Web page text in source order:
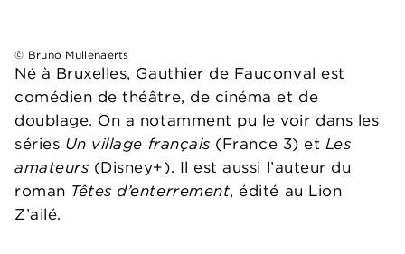
Né à Bruxelles, Gauthier de Fauconval est
comédien de théâtre, de cinéma et de
doublage. On a notamment pu le voir dans les
séries Un village français (France 3) et Les
amateurs (Disney+). Il est aussi l’auteur du
roman Têtes d’enterrement, édité au Lion
Z’ailé.
© Bruno Mullenaerts